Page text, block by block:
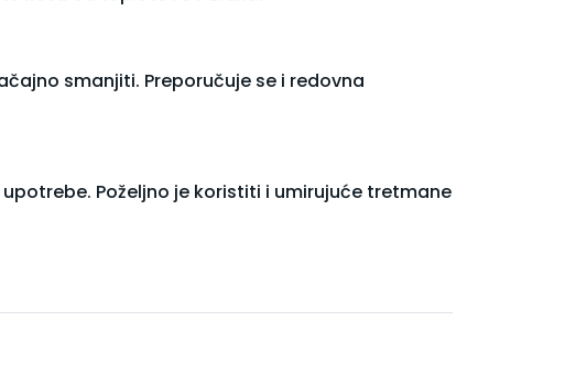
smanjiti. Preporučuje se i redovna
Poželjno je koristiti i umirujuće tretmane